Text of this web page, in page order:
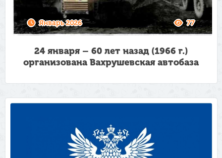
Январь 2026 77
24 января – 60 лет назад (1966 г.)
организована Вахрушевская автобаза